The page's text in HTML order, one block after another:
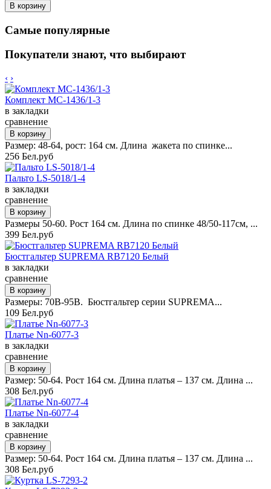
Самые популярные
Покупатели знают, что выбирают
‹ ›
Комплект MC-1436/1-3
в закладки
сравнение
Размер: 48-64, рост: 164 см. Длина жакета по спинке...
256 Бел.руб
Пальто LS-5018/1-4
в закладки
сравнение
Размеры 50-60. Рост 164 см. Длина по спинке 48/50-117см, ...
399 Бел.руб
Бюстгальтер SUPREMA RB7120 Белый
в закладки
сравнение
Размеры: 70B-95B. Бюстгальтер серии SUPREMA...
109 Бел.руб
Платье Nn-6077-3
в закладки
сравнение
Размер: 50-64. Рост 164 см. Длина платья – 137 см. Длина ...
308 Бел.руб
Платье Nn-6077-4
в закладки
сравнение
Размер: 50-64. Рост 164 см. Длина платья – 137 см. Длина ...
308 Бел.руб